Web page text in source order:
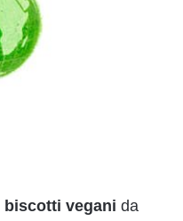
biscotti vegani da